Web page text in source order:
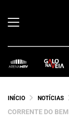
INÍCIO NOTÍCIAS
CORRENTE DO BEM